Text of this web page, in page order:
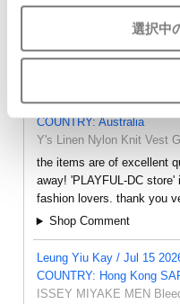
選択中
oly / Aug 7 2026
COUNTRY: Australia
Y's Linen Nylon Knit Vest
the items are of excellent
away! 'PLAYFUL-DC
fashion lovers. thank you
Shop Comment
Leung Yiu Kay / Jul 15
COUNTRY: Hong Kong
ISSEY MIYAKE MEN